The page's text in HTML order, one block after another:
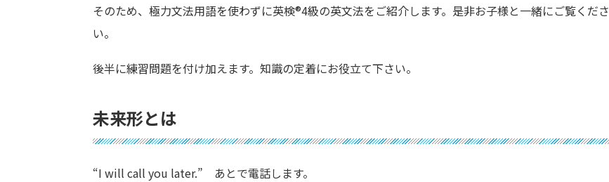
そのため、極力文法用語を使わずに英検®︎4級の英文法をご紹介します。是非お子様と一緒にご覧くださ
い。
後半に練習問題を付け加えます。知識の定着にお役立て下さい。
未来形とは
“I will call you later.” あとで電話します。